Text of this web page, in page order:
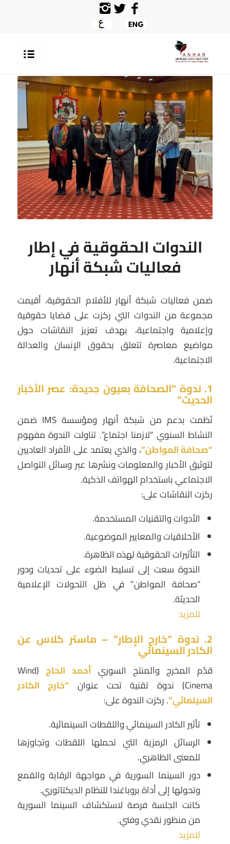
الندوات الحقوقية في إطار
فعاليات شبكة أنهار
ضمن فعاليات شبكة أنهار للأفلام الحقوقية، أقيمت
مجموعة من الندوات التي ركزت على قضايا حقوقية
وإعلامية واجتماعية، بهدف تعزيز النقاشات حول
مواضيع معاصرة تتعلق بحقوق الإنسان والعدالة
الاجتماعية.
1. ندوة “الصحافة بعيون جديدة: عصر الأخبار
الحديث”
نُظمت بدعم من شبكة أنهار ومؤسسة IMS ضمن
النشاط السنوي “لازمنا اجتماع”. تناولت الندوة مفهوم
“صحافة المواطن”، والذي يعتمد على الأفراد العاديين
لتوثيق الأخبار والمعلومات ونشرها عبر وسائل التواصل
الاجتماعي باستخدام الهواتف الذكية.
ركزت النقاشات على:
الأدوات والتقنيات المستخدمة.
الأخلاقيات والمعايير الموضوعية.
التأثيرات الحقوقية لهذه الظاهرة.
الندوة سعت إلى تسليط الضوء على تحديات ودور
“صحافة المواطن” في ظل التحولات الإعلامية
الحديثة.
للمزيد
2. ندوة “خارج الإطار” – ماستر كلاس عن
الكادر السينمائي
قدّم المخرج والمنتج السوري أحمد الحاج (Wind
Cinema) ندوة تقنية تحت عنوان
“خارج الكادر
السينمائي”. ركزت الندوة على:
تأثير الكادر السينمائي واللقطات السينمائية.
الرسائل الرمزية التي تحملها اللقطات وتجاوزها
للمعنى الظاهري.
دور السينما السورية في مواجهة الرقابة والقمع
وتحولها إلى أداة بروباغندا للنظام الديكتاتوري.
كانت الجلسة فرصة لاستكشاف السينما السورية
من منظور نقدي وفني.
للمزيد